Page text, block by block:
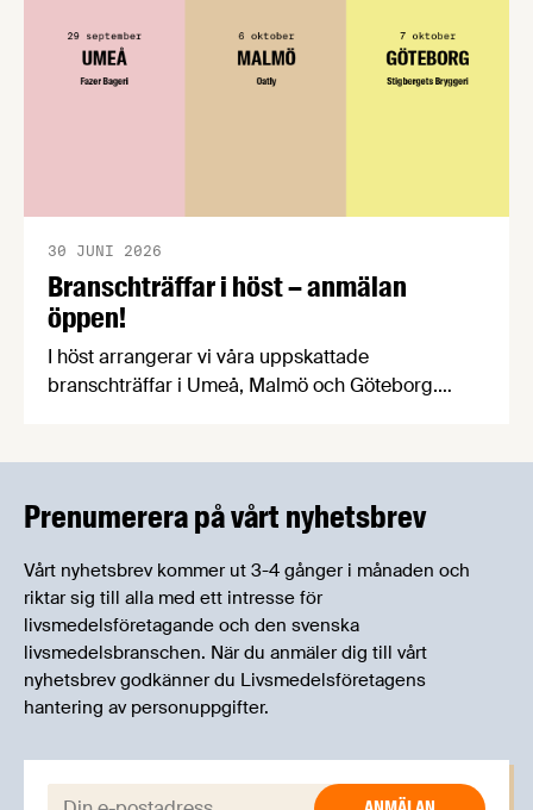
Branschträffar i höst – anmälan
öppen!
30 JUNI 2026
I höst arrangerar vi våra uppskattade
branschträffar i Umeå, Malmö och Göteborg.
kan träffa branschkollegor och utbyta
Prenumerera på vårt nyhetsbrev
Vårt nyhetsbrev kommer ut 3-4 gånger i månaden och
riktar sig till alla med ett intresse för
livsmedelsföretagande och den svenska
livsmedelsbranschen. När du anmäler dig till vårt
nyhetsbrev godkänner du Livsmedelsföretagens
hantering av personuppgifter.
E-post: